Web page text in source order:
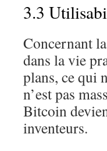
3.3
Concernant
dans la vie
plans, ce qui
n’est pas
Bitcoin
inventeurs.